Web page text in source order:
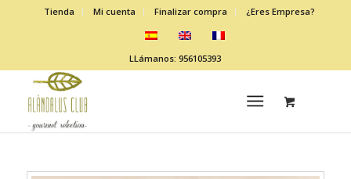
Tienda Mi cuenta Finalizar compra ¿Eres Empresa?
LLámanos: 956105393